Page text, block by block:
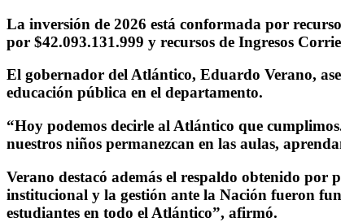
La inversión de 2026 está conformada por
por $42.093.131.999 y recursos de Ingresos
El gobernador del Atlántico, Eduardo Verano,
educación pública en el departamento.
“Hoy podemos decirle al Atlántico que
nuestros niños permanezcan en las aulas,
Verano destacó además el respaldo obtenido
institucional y la gestión ante la Nación fueron
estudiantes en todo el Atlántico”, afirmó.